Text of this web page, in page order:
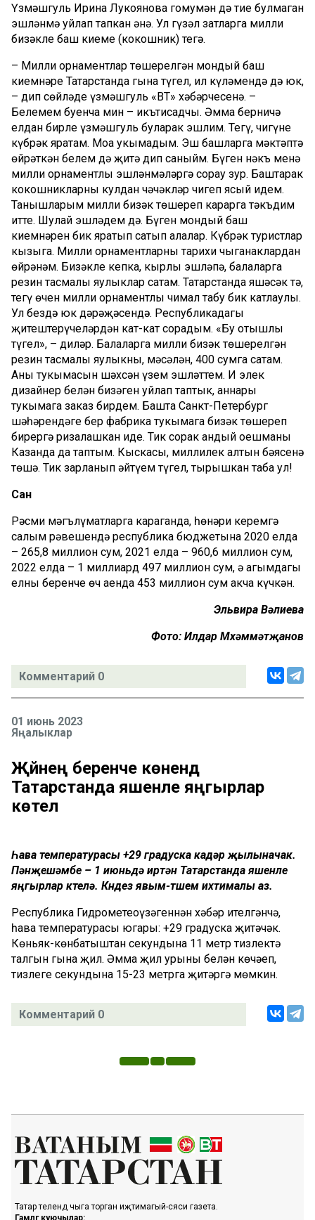
Үзмәшгуль Ирина Лукоянова гомумән дә тиңе булмаган
эшләнмә уйлап тапкан әнә. Ул гүзәл затларга милли
бизәкле баш киеме (кокошник) тегә.
– Милли орнаментлар төшерелгән мондый баш
киемнәре Татарстанда гына түгел, ил күләмендә дә юк,
– дип сөйләде үзмәшгуль «ВТ» хәбәрчесенә. –
Белемем буенча мин – икътисадчы. Әмма берничә
елдан бирле үзмәшгуль буларак эшлим. Тегү, чигүне
күбрәк яратам. Моңа укымадым. Эш башларга мәктәптә
өйрәткән белем дә җитә дип саныйм. Бүген нәкъ менә
милли орнаментлы эшләнмәләргә сорау зур. Баштарак
кокошникларны кулдан чәчәкләр чигеп ясый идем.
Танышларым милли бизәк төшереп карарга тәкъдим
итте. Шулай эшләдем дә. Бүген мондый баш
киемнәрен бик яратып сатып алалар. Күбрәк туристлар
кызыга. Милли орнаментларны тарихи чыганаклардан
өйрәнәм. Бизәкле кепка, кырлы эшләпә, балаларга
резин тасмалы яулыклар сатам. Татарстанда яшәсәк тә,
тегү өчен милли орнаментлы чимал табу бик катлаулы.
Ул бездә юк дәрәҗәсендә. Республикадагы
җитештерүчеләрдән кат-кат сорадым. «Бу отышлы
түгел», – диләр. Балаларга милли бизәк төшерелгән
резин тасмалы яулыкны, мәсәлән, 400 сумга сатам.
Аның тукымасын шәхсән үзем эшләттем. Иң элек
дизайнер белән бизәген уйлап таптык, аннары
тукымага заказ бирдем. Башта Санкт-Петербург
шәһәрендәге бер фабрика тукымага бизәк төшереп
бирергә ризалашкан иде. Тик соңрак андый оешманы
Казанда да таптым. Кыскасы, миллилек алтын бәясенә
төшә. Тик зарланып әйтүем түгел, тырышкан таба ул!
Сан
Рәсми мәгълүматларга караганда, һөнәри керемгә
салым рәвешендә республика бюджетына 2020 елда
– 265,8 миллион сум, 2021 елда – 960,6 миллион сум,
2022 елда – 1 миллиард 497 миллион сум, ә агымдагы
елның беренче өч аенда 453 миллион сум акча күчкән.
Эльвира Вәлиева
Фото: Илдар Мөхәммәтҗанов
Комментарий 0
01 июнь 2023
Яңалыклар
Җәйнең беренче көнендә
Татарстанда яшенле яңгырлар
көтелә
Һава температурасы +29 градуска кадәр җылыначак.
Пәнҗешәмбе – 1 июньдә иртән Татарстанда яшенле
яңгырлар көтелә. Көндез явым-төшем ихтималы аз.
Республика Гидрометеоүзәгеннән хәбәр ителгәнчә,
һава температурасы югары: +29 градуска җитәчәк.
Көньяк-көнбатыштан секундына 11 метр тизлектә
талгын гына җил. Әмма җил урыны белән көчәеп,
тизлеге секундына 15-23 метрга җитәргә мөмкин.
Комментарий 0
Татар телендә чыга торган иҗтимагый-сәяси газета.
Гамәлгә куючылар: